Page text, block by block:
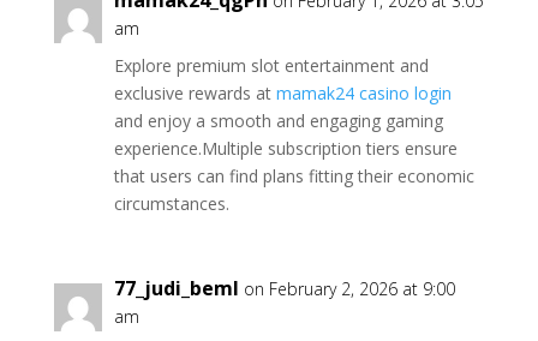
am
Explore premium slot entertainment and
exclusive rewards at mamak24 casino login
and enjoy a smooth and engaging gaming
experience.Multiple subscription tiers ensure
that users can find plans fitting their economic
circumstances.
77_judi_beml on February 2, 2026 at 9:00
am